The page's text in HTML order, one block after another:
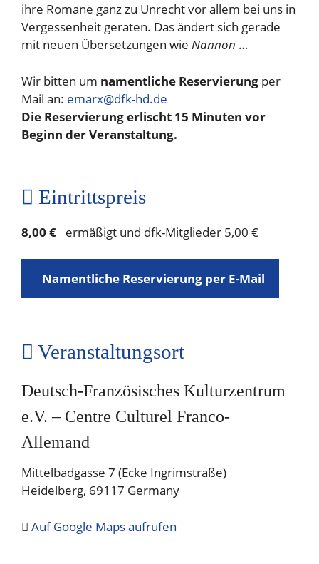
ihre Romane ganz zu Unrecht vor allem bei uns in
Vergessenheit geraten. Das ändert sich gerade
mit neuen Übersetzungen wie Nannon …
Wir bitten um namentliche Reservierung per
Mail an: emarx@dfk-hd.de
Die Reservierung erlischt 15 Minuten vor
Beginn der Veranstaltung.
Eintrittspreis
8,00 € ermäßigt und dfk-Mitglieder 5,00 €
Namentliche Reservierung per E-Mail
Veranstaltungsort
Deutsch-Französisches Kulturzentrum
e.V. – Centre Culturel Franco-
Allemand
Mittelbadgasse 7 (Ecke Ingrimstraße)
Heidelberg, 69117 Germany
Auf Google Maps aufrufen